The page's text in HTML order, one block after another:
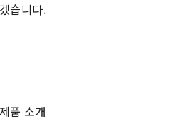
겠습니다.
제품 소개